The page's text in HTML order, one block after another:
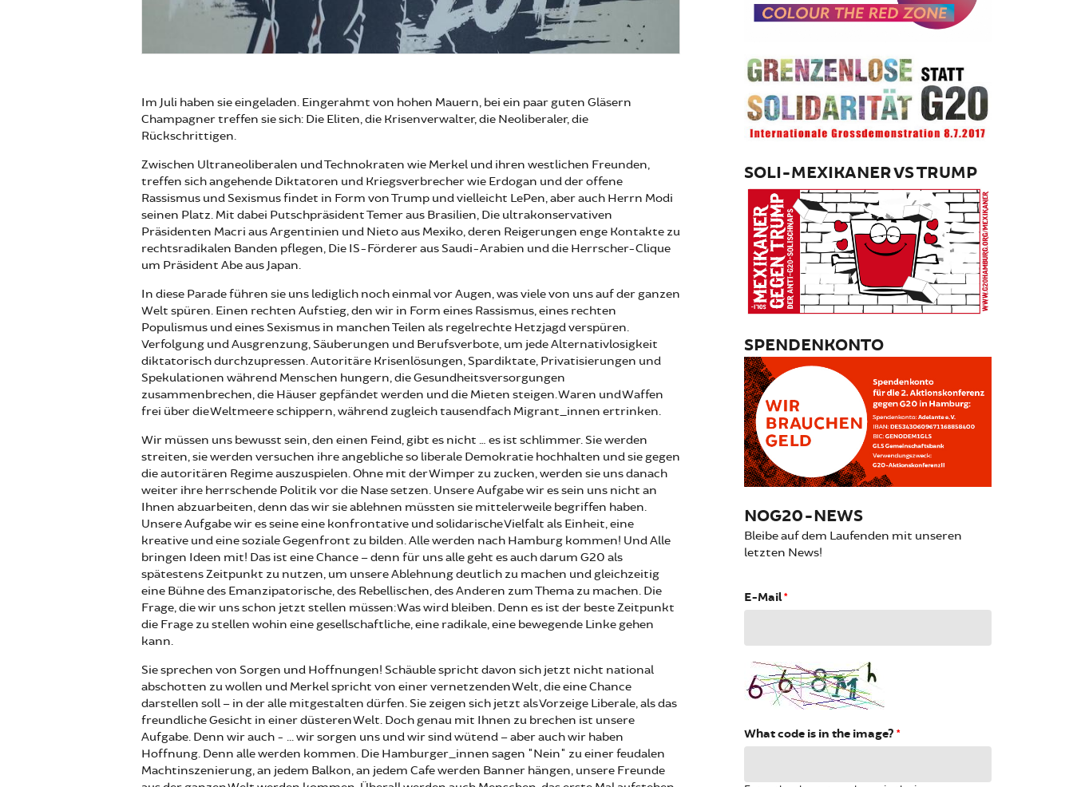
Im Juli haben sie eingeladen. Eingerahmt von hohen Mauern, bei ein paar guten Gläsern
Champagner treffen sie sich: Die Eliten, die Krisenverwalter, die Neoliberaler, die
Rückschrittigen.
Zwischen Ultraneoliberalen und Technokraten wie Merkel und ihren westlichen Freunden,
treffen sich angehende Diktatoren und Kriegsverbrecher wie Erdogan und der offene
Rassismus und Sexismus findet in Form von Trump und vielleicht LePen, aber auch Herrn Modi
seinen Platz. Mit dabei Putschpräsident Temer aus Brasilien, Die ultrakonservativen
Präsidenten Macri aus Argentinien und Nieto aus Mexiko, deren Reigerungen enge Kontakte zu
rechtsradikalen Banden pflegen, Die IS-Förderer aus Saudi-Arabien und die Herrscher-Clique
um Präsident Abe aus Japan.
In diese Parade führen sie uns lediglich noch einmal vor Augen, was viele von uns auf der ganzen
Welt spüren. Einen rechten Aufstieg, den wir in Form eines Rassismus, eines rechten
Populismus und eines Sexismus in manchen Teilen als regelrechte Hetzjagd verspüren.
Verfolgung und Ausgrenzung, Säuberungen und Berufsverbote, um jede Alternativlosigkeit
diktatorisch durchzupressen. Autoritäre Krisenlösungen, Spardiktate, Privatisierungen und
Spekulationen während Menschen hungern, die Gesundheitsversorgungen
zusammenbrechen, die Häuser gepfändet werden und die Mieten steigen. Waren und Waffen
frei über die Weltmeere schippern, während zugleich tausendfach Migrant_innen ertrinken.
Wir müssen uns bewusst sein, den einen Feind, gibt es nicht … es ist schlimmer. Sie werden
streiten, sie werden versuchen ihre angebliche so liberale Demokratie hochhalten und sie gegen
die autoritären Regime auszuspielen. Ohne mit der Wimper zu zucken, werden sie uns danach
weiter ihre herrschende Politik vor die Nase setzen. Unsere Aufgabe wir es sein uns nicht an
Ihnen abzuarbeiten, denn das wir sie ablehnen müssten sie mittelerweile begriffen haben.
Unsere Aufgabe wir es seine eine konfrontative und solidarische Vielfalt als Einheit, eine
kreative und eine soziale Gegenfront zu bilden. Alle werden nach Hamburg kommen! Und Alle
bringen Ideen mit! Das ist eine Chance – denn für uns alle geht es auch darum G20 als
spätestens Zeitpunkt zu nutzen, um unsere Ablehnung deutlich zu machen und gleichzeitig
eine Bühne des Emanzipatorische, des Rebellischen, des Anderen zum Thema zu machen. Die
Frage, die wir uns schon jetzt stellen müssen: Was wird bleiben. Denn es ist der beste Zeitpunkt
die Frage zu stellen wohin eine gesellschaftliche, eine radikale, eine bewegende Linke gehen
kann.
Sie sprechen von Sorgen und Hoffnungen! Schäuble spricht davon sich jetzt nicht national
abschotten zu wollen und Merkel spricht von einer vernetzenden Welt, die eine Chance
darstellen soll – in der alle mitgestalten dürfen. Sie zeigen sich jetzt als Vorzeige Liberale, als das
freundliche Gesicht in einer düsteren Welt. Doch genau mit Ihnen zu brechen ist unsere
Aufgabe. Denn wir auch - ... wir sorgen uns und wir sind wütend – aber auch wir haben
Hoffnung. Denn alle werden kommen. Die Hamburger_innen sagen "Nein" zu einer feudalen
Machtinszenierung, an jedem Balkon, an jedem Cafe werden Banner hängen, unsere Freunde
SOLI-MEXIKANER VS TRUMP
SPENDENKONTO
NOG20-NEWS
Bleibe auf dem Laufenden mit unseren
letzten News!
E-Mail*
What code is in the image? *